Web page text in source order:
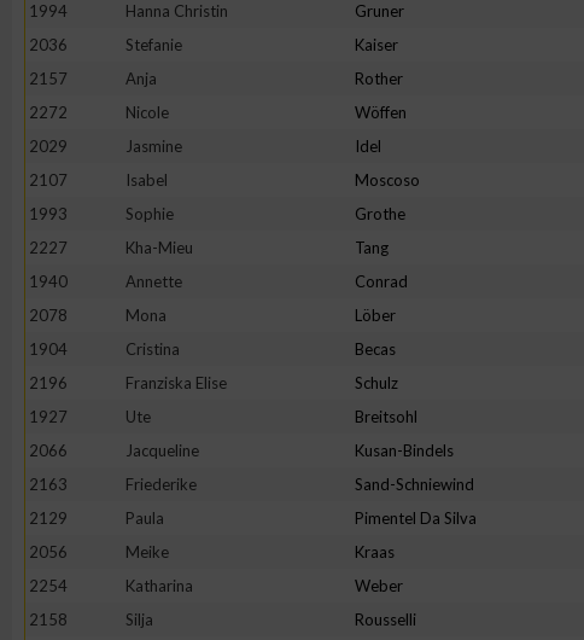
1994
Hanna Christin Gruner
2036
Stefanie Kaiser
2157
Anja Rother
2272
Nicole Wöffen
2029
Jasmine Idel
2107
Isabel Moscoso
1993
Sophie Grothe
2227
Kha-Mieu Tang
1940
Annette Conrad
2078
Mona Löber
1904
Cristina Becas
2196
Franziska Elise Schulz
1927
Ute Breitsohl
2066
Jacqueline Kusan-Bindels
2163
Friederike Sand-Schniewind
2129
Paula Pimentel Da Silva
2056
Meike Kraas
2254
Katharina Weber
2158
Silja Rousselli